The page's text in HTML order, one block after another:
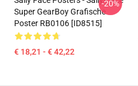
Super GearBoy Grafische
Poster RB0106 [ID8515]
€ 18,21 - € 42,22
-20%